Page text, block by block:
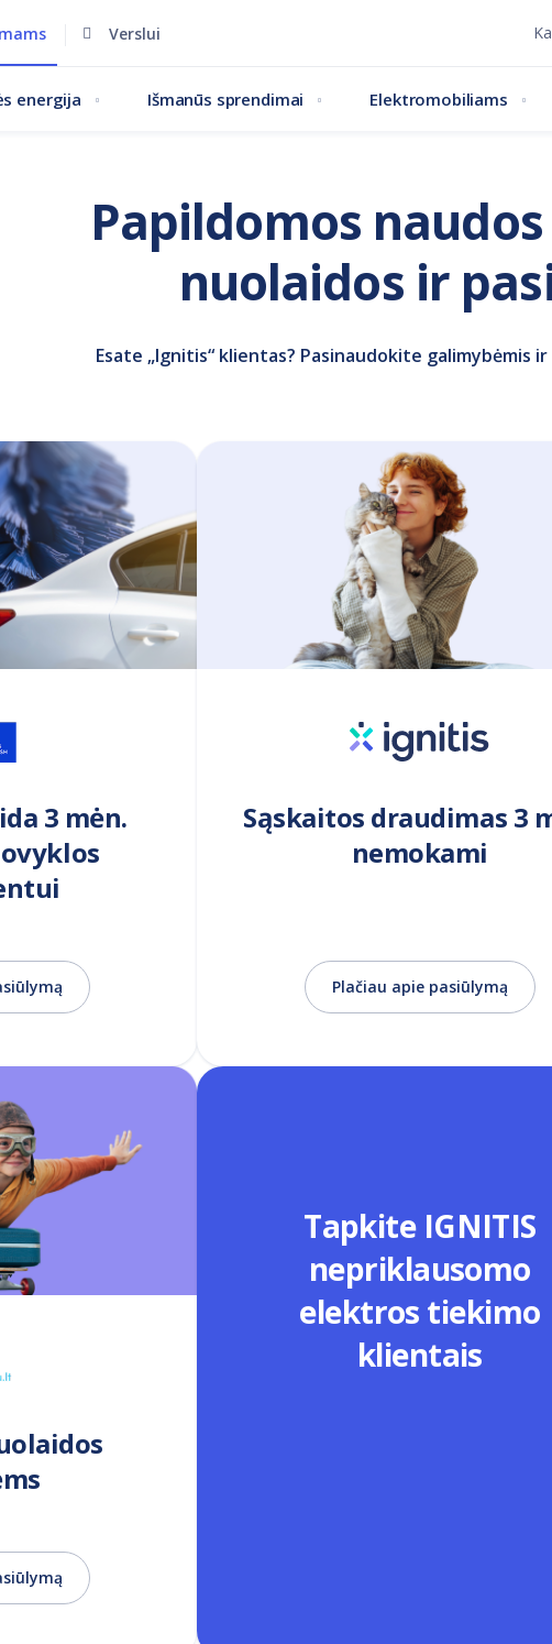
Verslui
energija Išmanūs sprendimai Elektromobiliams
Papildomos
nuolaidos ir
Esate „Ignitis“ klientas? Pasinaudokite galimybėmis
3 mėn.
Sąskaitos draudimas 3
nemokami
Plačiau apie pasiūlymą
Tapkite IGNITIS
nepriklausomo
elektros tiekimo
klientais